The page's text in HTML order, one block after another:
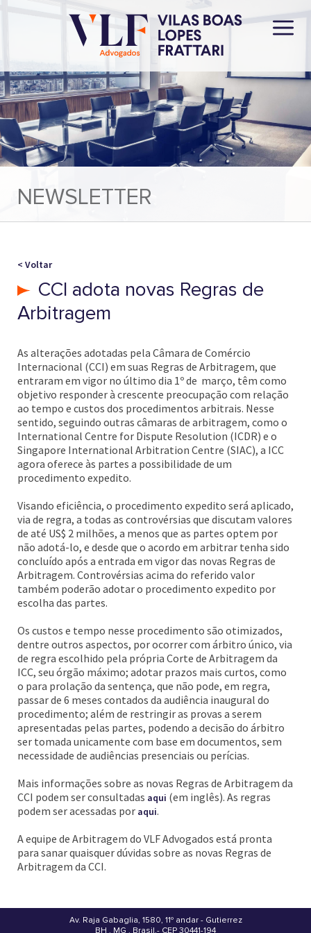
NEWSLETTER
< Voltar
CCI adota novas Regras de
Arbitragem
As alterações adotadas pela Câmara de Comércio
Internacional (CCI) em suas Regras de Arbitragem, que
entraram em vigor no último dia 1º de março, têm como
objetivo responder à crescente preocupação com relação
ao tempo e custos dos procedimentos arbitrais. Nesse
sentido, seguindo outras câmaras de arbitragem, como o
International Centre for Dispute Resolution (ICDR) e o
Singapore International Arbitration Centre (SIAC), a ICC
agora oferece às partes a possibilidade de um
procedimento expedito.
Visando eficiência, o procedimento expedito será aplicado,
via de regra, a todas as controvérsias que discutam valores
de até US$ 2 milhões, a menos que as partes optem por
não adotá-lo, e desde que o acordo em arbitrar tenha sido
concluído após a entrada em vigor das novas Regras de
Arbitragem. Controvérsias acima do referido valor
também poderão adotar o procedimento expedito por
escolha das partes.
Os custos e tempo nesse procedimento são otimizados,
dentre outros aspectos, por ocorrer com árbitro único, via
de regra escolhido pela própria Corte de Arbitragem da
ICC, seu órgão máximo; adotar prazos mais curtos, como
o para prolação da sentença, que não pode, em regra,
passar de 6 meses contados da audiência inaugural do
procedimento; além de restringir as provas a serem
apresentadas pelas partes, podendo a decisão do árbitro
ser tomada unicamente com base em documentos, sem
necessidade de audiências presenciais ou perícias.
Mais informações sobre as novas Regras de Arbitragem da
CCI podem ser consultadas aqui (em inglês). As regras
podem ser acessadas por aqui.
A equipe de Arbitragem do VLF Advogados está pronta
para sanar quaisquer dúvidas sobre as novas Regras de
Arbitragem da CCI.
Av. Raja Gabaglia, 1580, 11º andar - Gutierrez
.
BH . MG . Brasil - CEP 30441-194